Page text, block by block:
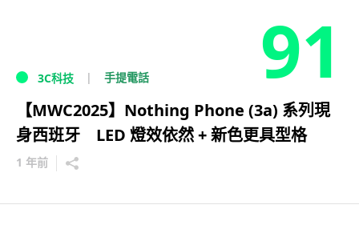
91
3C科技 手提電話
【MWC2025】Nothing Phone (3a) 系列現
身西班牙 LED 燈效依然 + 新色更具型格
1 年前